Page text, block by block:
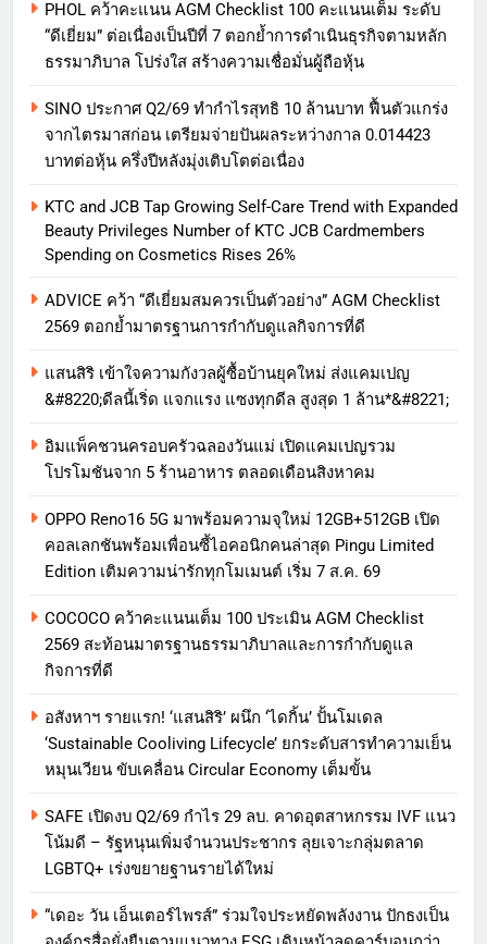
PHOL คว้าคะแนน AGM Checklist 100 คะแนนเต็ม ระดับ
“ดีเยี่ยม” ต่อเนื่องเป็นปีที่ 7 ตอกย้ำการดำเนินธุรกิจตามหลัก
ธรรมาภิบาล โปร่งใส สร้างความเชื่อมั่นผู้ถือหุ้น
SINO ประกาศ Q2/69 ทำกำไรสุทธิ 10 ล้านบาท ฟื้นตัวแกร่ง
จากไตรมาสก่อน เตรียมจ่ายปันผลระหว่างกาล 0.014423
บาทต่อหุ้น ครึ่งปีหลังมุ่งเติบโตต่อเนื่อง
KTC and JCB Tap Growing Self-Care Trend with Expanded
Beauty Privileges Number of KTC JCB Cardmembers
Spending on Cosmetics Rises 26%
ADVICE คว้า “ดีเยี่ยมสมควรเป็นตัวอย่าง” AGM Checklist
2569 ตอกย้ำมาตรฐานการกำกับดูแลกิจการที่ดี
แสนสิริ เข้าใจความกังวลผู้ซื้อบ้านยุคใหม่ ส่งแคมเปญ
&#8220;ดีลนี้เริ่ด แจกแรง แซงทุกดีล สูงสุด 1 ล้าน*&#8221;
อิมแพ็คชวนครอบครัวฉลองวันแม่ เปิดแคมเปญรวม
โปรโมชันจาก 5 ร้านอาหาร ตลอดเดือนสิงหาคม
OPPO Reno16 5G มาพร้อมความจุใหม่ 12GB+512GB เปิด
คอลเลกชันพร้อมเพื่อนซี้ไอคอนิกคนล่าสุด Pingu Limited
Edition เติมความน่ารักทุกโมเมนต์ เริ่ม 7 ส.ค. 69
COCOCO คว้าคะแนนเต็ม 100 ประเมิน AGM Checklist
2569 สะท้อนมาตรฐานธรรมาภิบาลและการกำกับดูแล
กิจการที่ดี
อสังหาฯ รายแรก! ‘แสนสิริ’ ผนึก ‘ไดกิ้น’ ปั้นโมเดล
‘Sustainable Cooliving Lifecycle’ ยกระดับสารทำความเย็น
หมุนเวียน ขับเคลื่อน Circular Economy เต็มขั้น
SAFE เปิดงบ Q2/69 กำไร 29 ลบ. คาดอุตสาหกรรม IVF แนว
โน้มดี – รัฐหนุนเพิ่มจำนวนประชากร ลุยเจาะกลุ่มตลาด
LGBTQ+ เร่งขยายฐานรายได้ใหม่
“เดอะ วัน เอ็นเตอร์ไพรส์” ร่วมใจประหยัดพลังงาน ปักธงเป็น